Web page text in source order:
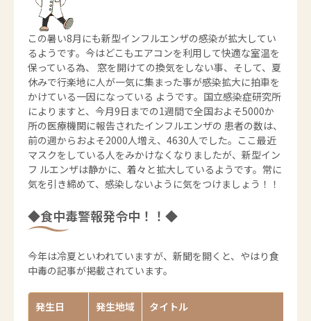
この暑い8月にも新型インフルエンザの感染が拡大してい
るようです。今はどこもエアコンを利用して快適な室温を
保っている為、 窓を開けての換気をしない事、そして、夏
休みで行楽地に人が一気に集まった事が感染拡大に拍車を
かけている一因になっている ようです。国立感染症研究所
によりますと、今月9日までの1週間で全国およそ5000か
所の医療機関に報告されたインフルエンザの 患者の数は、
前の週からおよそ2000人増え、4630人でした。ここ最近
マスクをしている人をみかけなくなりましたが、新型イン
フ ルエンザは静かに、着々と拡大しているようです。常に
気を引き締めて、感染しないように気をつけましょう！！
◆食中毒警報発令中！！◆
今年は冷夏といわれていますが、新聞を開くと、やはり食
中毒の記事が掲載されています。
発生日 発生地域 タイトル